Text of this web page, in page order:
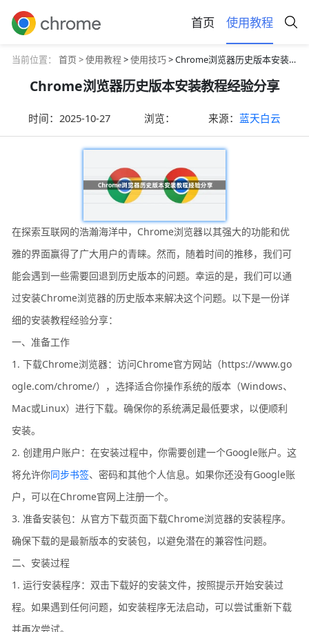
首页 使用教程
当前位置： 首页 >使用教程>使用技巧> Chrome浏览器历史版本安装教程经验分享
Chrome浏览器历史版本安装教程经验分享
时间：2025-10-27 浏览： 来源： 蓝天白云
在探索互联网的浩瀚海洋中，Chrome浏览器以其强大的功能和优
雅的界面赢得了广大用户的青睐。然而，随着时间的推移，我们可
能会遇到一些需要回退到历史版本的问题。幸运的是，我们可以通
过安装Chrome浏览器的历史版本来解决这个问题。以下是一份详
细的安装教程经验分享：
一、准备工作
1. 下载Chrome浏览器：访问Chrome官方网站（https://www.go
ogle.com/chrome/），选择适合你操作系统的版本（Windows、
Mac或Linux）进行下载。确保你的系统满足最低要求，以便顺利
安装。
2. 创建用户账户：在安装过程中，你需要创建一个Google账户。这
将允许你同步书签、密码和其他个人信息。如果你还没有Google账
户，可以在Chrome官网上注册一个。
3. 准备安装包：从官方下载页面下载Chrome浏览器的安装程序。
确保下载的是最新版本的安装包，以避免潜在的兼容性问题。
二、安装过程
1. 运行安装程序：双击下载好的安装文件，按照提示开始安装过
程。如果遇到任何问题，如安装程序无法启动，可以尝试重新下载
并再次尝试。